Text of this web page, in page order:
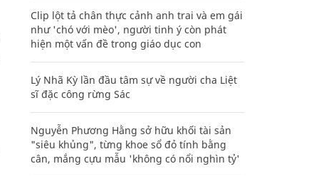
Clip lột tả chân thực cảnh anh trai và em gái
như 'chó với mèo', người tinh ý còn phát
hiện một vấn đề trong giáo dục con
Lý Nhã Kỳ lần đầu tâm sự về người cha Liệt
sĩ đặc công rừng Sác
Nguyễn Phương Hằng sở hữu khối tài sản
"siêu khủng", từng khoe sổ đỏ tính bằng
cân, mắng cựu mẫu 'không có nổi nghìn tỷ'